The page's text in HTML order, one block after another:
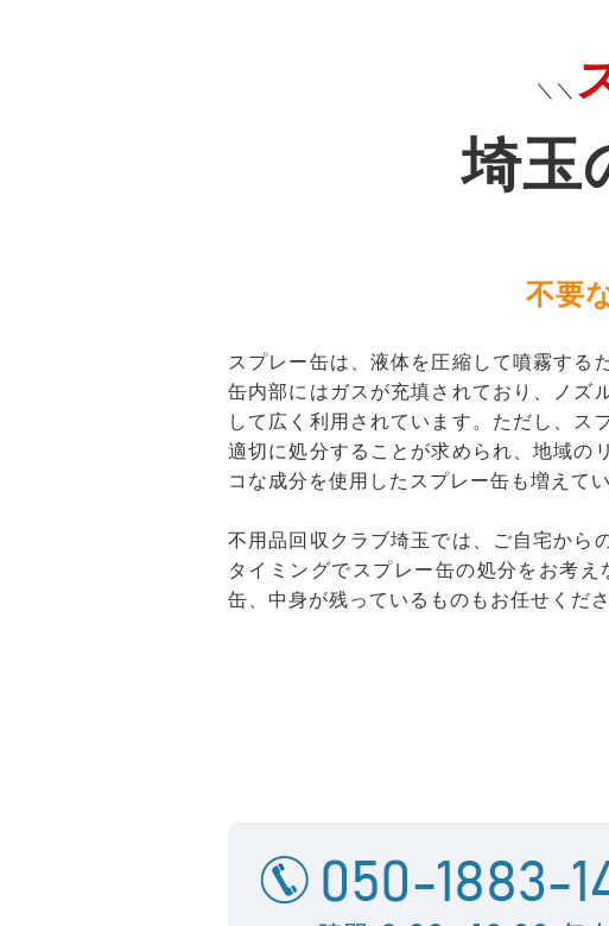
＼＼
埼玉
不要
スプレー缶は、液体を圧縮して噴霧する
缶内部にはガスが充填されており、ノズ
して広く利用されています。ただし、ス
適切に処分することが求められ、地域の
コな成分を使用したスプレー缶も増えてい
不用品回収クラブ埼玉では、ご自宅から
タイミングでスプレー缶の処分をお考
缶、中身が残っているものもお任せくださ